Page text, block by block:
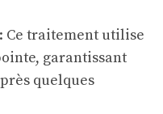
Ce traitement utilise
garantissant
quelques